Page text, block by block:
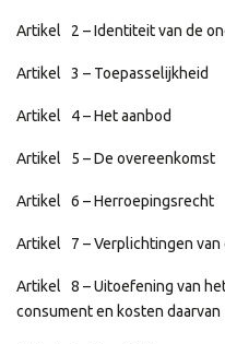
Artikel 2 – Identiteit van de
Artikel 3 – Toepasselijkheid
Artikel 4 – Het aanbod
Artikel 5 – De overeenkomst
Artikel 6 – Herroepingsrecht
Artikel 7 – Verplichtingen van
Artikel 8 – Uitoefening van
consument en kosten daarvan